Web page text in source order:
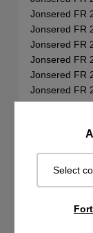
Select
Jonsered FR
Jonsered FR
Jonsered FR
Jonsered FR
Jonsered FR
Jonsered FR
Jonsered FR
Jonsered FR
Jonsered FR
Jonsered FR
Jonsered